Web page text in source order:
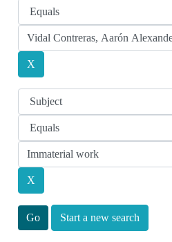
Start a new search